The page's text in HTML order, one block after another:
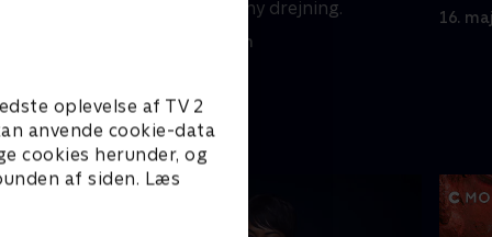
oplevelse af TV 2
anvende cookie-data
cookies herunder, og
af siden. Læs
forhold tager en ny drejning.
1. maj 2023 • 49 min
16.